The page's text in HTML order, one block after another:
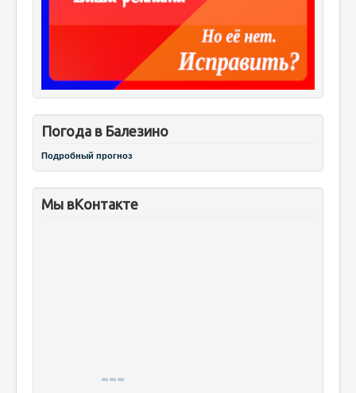
Погода в Балезино
Подробный прогноз
Мы вКонтакте